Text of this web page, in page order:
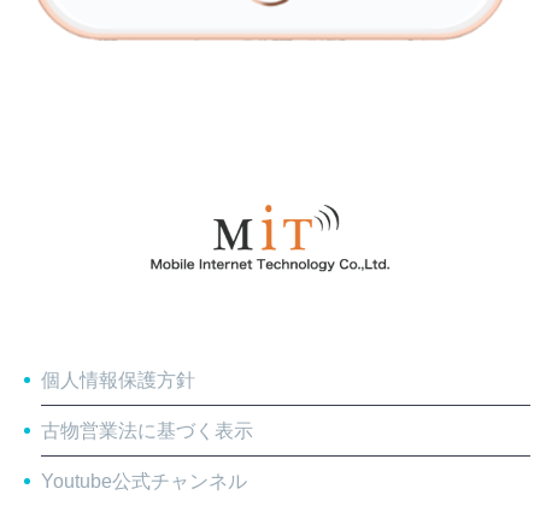
個人情報保護方針
古物営業法に基づく表示
Youtube公式チャンネル